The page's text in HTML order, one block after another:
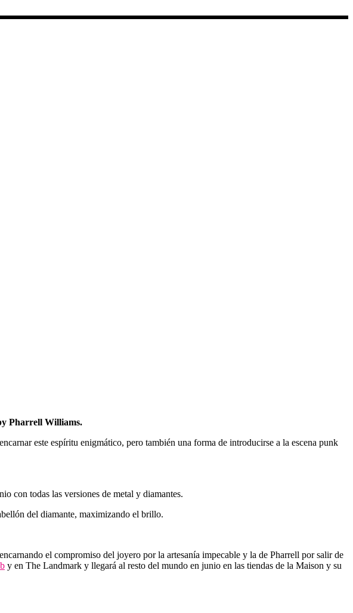
Pharrell Williams.
este espíritu enigmático, pero también una forma de introducirse a la escena punk
con todas las versiones de metal y diamantes.
del diamante, maximizando el brillo.
el compromiso del joyero por la artesanía impecable y la de Pharrell por salir de
y en The Landmark y llegará al resto del mundo en junio en las tiendas de la Maison y su